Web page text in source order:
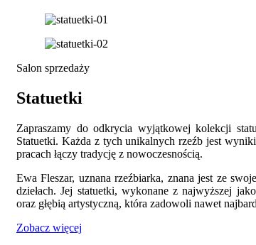
Salon sprzedaży
Statuetki
Zapraszamy do odkrycia wyjątkowej kolekcji
Statuetki. Każda z tych unikalnych rzeźb jest
pracach łączy tradycję z nowoczesnością.
Ewa Fleszar, uznana rzeźbiarka, znana jest ze
dziełach. Jej statuetki, wykonane z najwyższej
oraz głębią artystyczną, która zadowoli nawet
Zobacz więcej